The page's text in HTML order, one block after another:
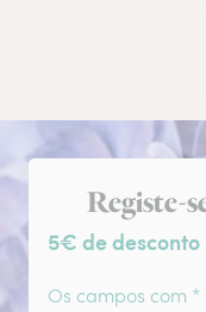
Subscrição
Registe-
5€ de
Os campos com